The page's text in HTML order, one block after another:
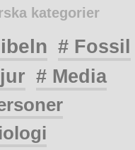
kategorier
# Fossil
# Media